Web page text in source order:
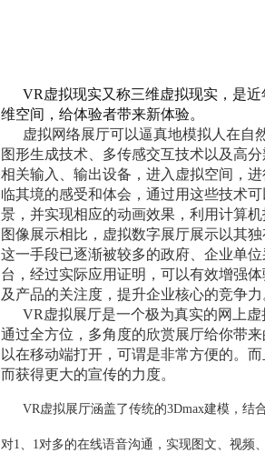
VR虚拟现实又称三维虚拟现实，是
维空间，给体验者带来新体验。
虚拟网络展厅可以逼真地模拟人在自
图形生成技术、多传感交互技术以及高
相关输入、输出设备，进入虚拟空间，
临其境的感受和体会，通过用这些技术
景，并实现相应的动画效果，利用计算
图像展示相比，虚拟数字展厅展示以其
这一手段已逐渐被较多的政府、企业单
台，经过实际应用证明，可以有效增强
及产品的关注度，提升企业核心的竞争力
VR虚拟展厅是一个极为真实的网上
通过全方位，多角度的欣赏展厅给你带
以在移动端打开，可谓是非常方便的。
而获得更大的宣传的力度。
VR虚拟展厅涵盖了传统的3Dmax建模，结
对1、1对多的在线语音沟通，实现图文、视频